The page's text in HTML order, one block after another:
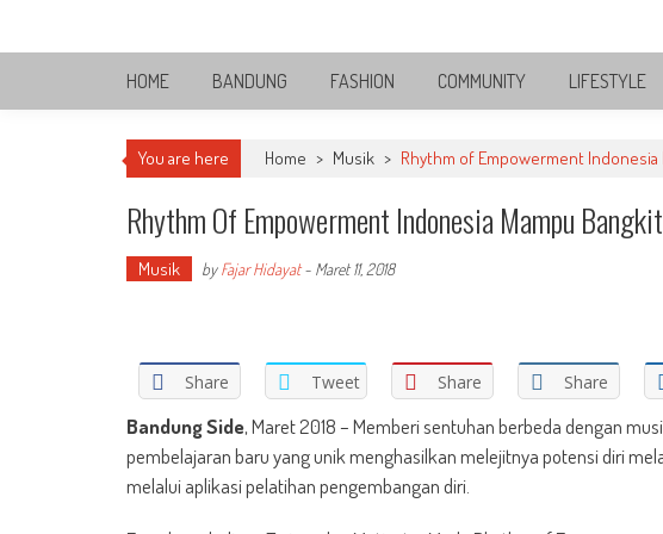
Bandung Side
Sisi Cantik Bandung
HOME BANDUNG FASHION COMMUNITY LIFESTYLE
You are here Home > Musik > Rhythm of Empowerment Indonesia
Rhythm Of Empowerment Indonesia Mampu
Musik byFajar Hidayat- Maret 11, 2018
Share Tweet Share Share
Bandung Side, Maret 2018 – Memberi sentuhan berbeda dengan
pembelajaran baru yang unik menghasilkan melejitnya potensi diri
melalui aplikasi pelatihan pengembangan diri.